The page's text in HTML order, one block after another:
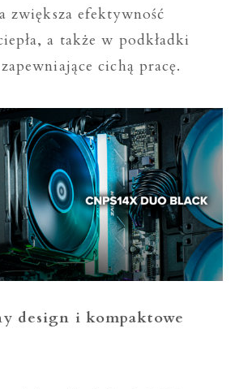
zwiększa efektywność
a także w podkładki
cichą pracę.
design i kompaktowe